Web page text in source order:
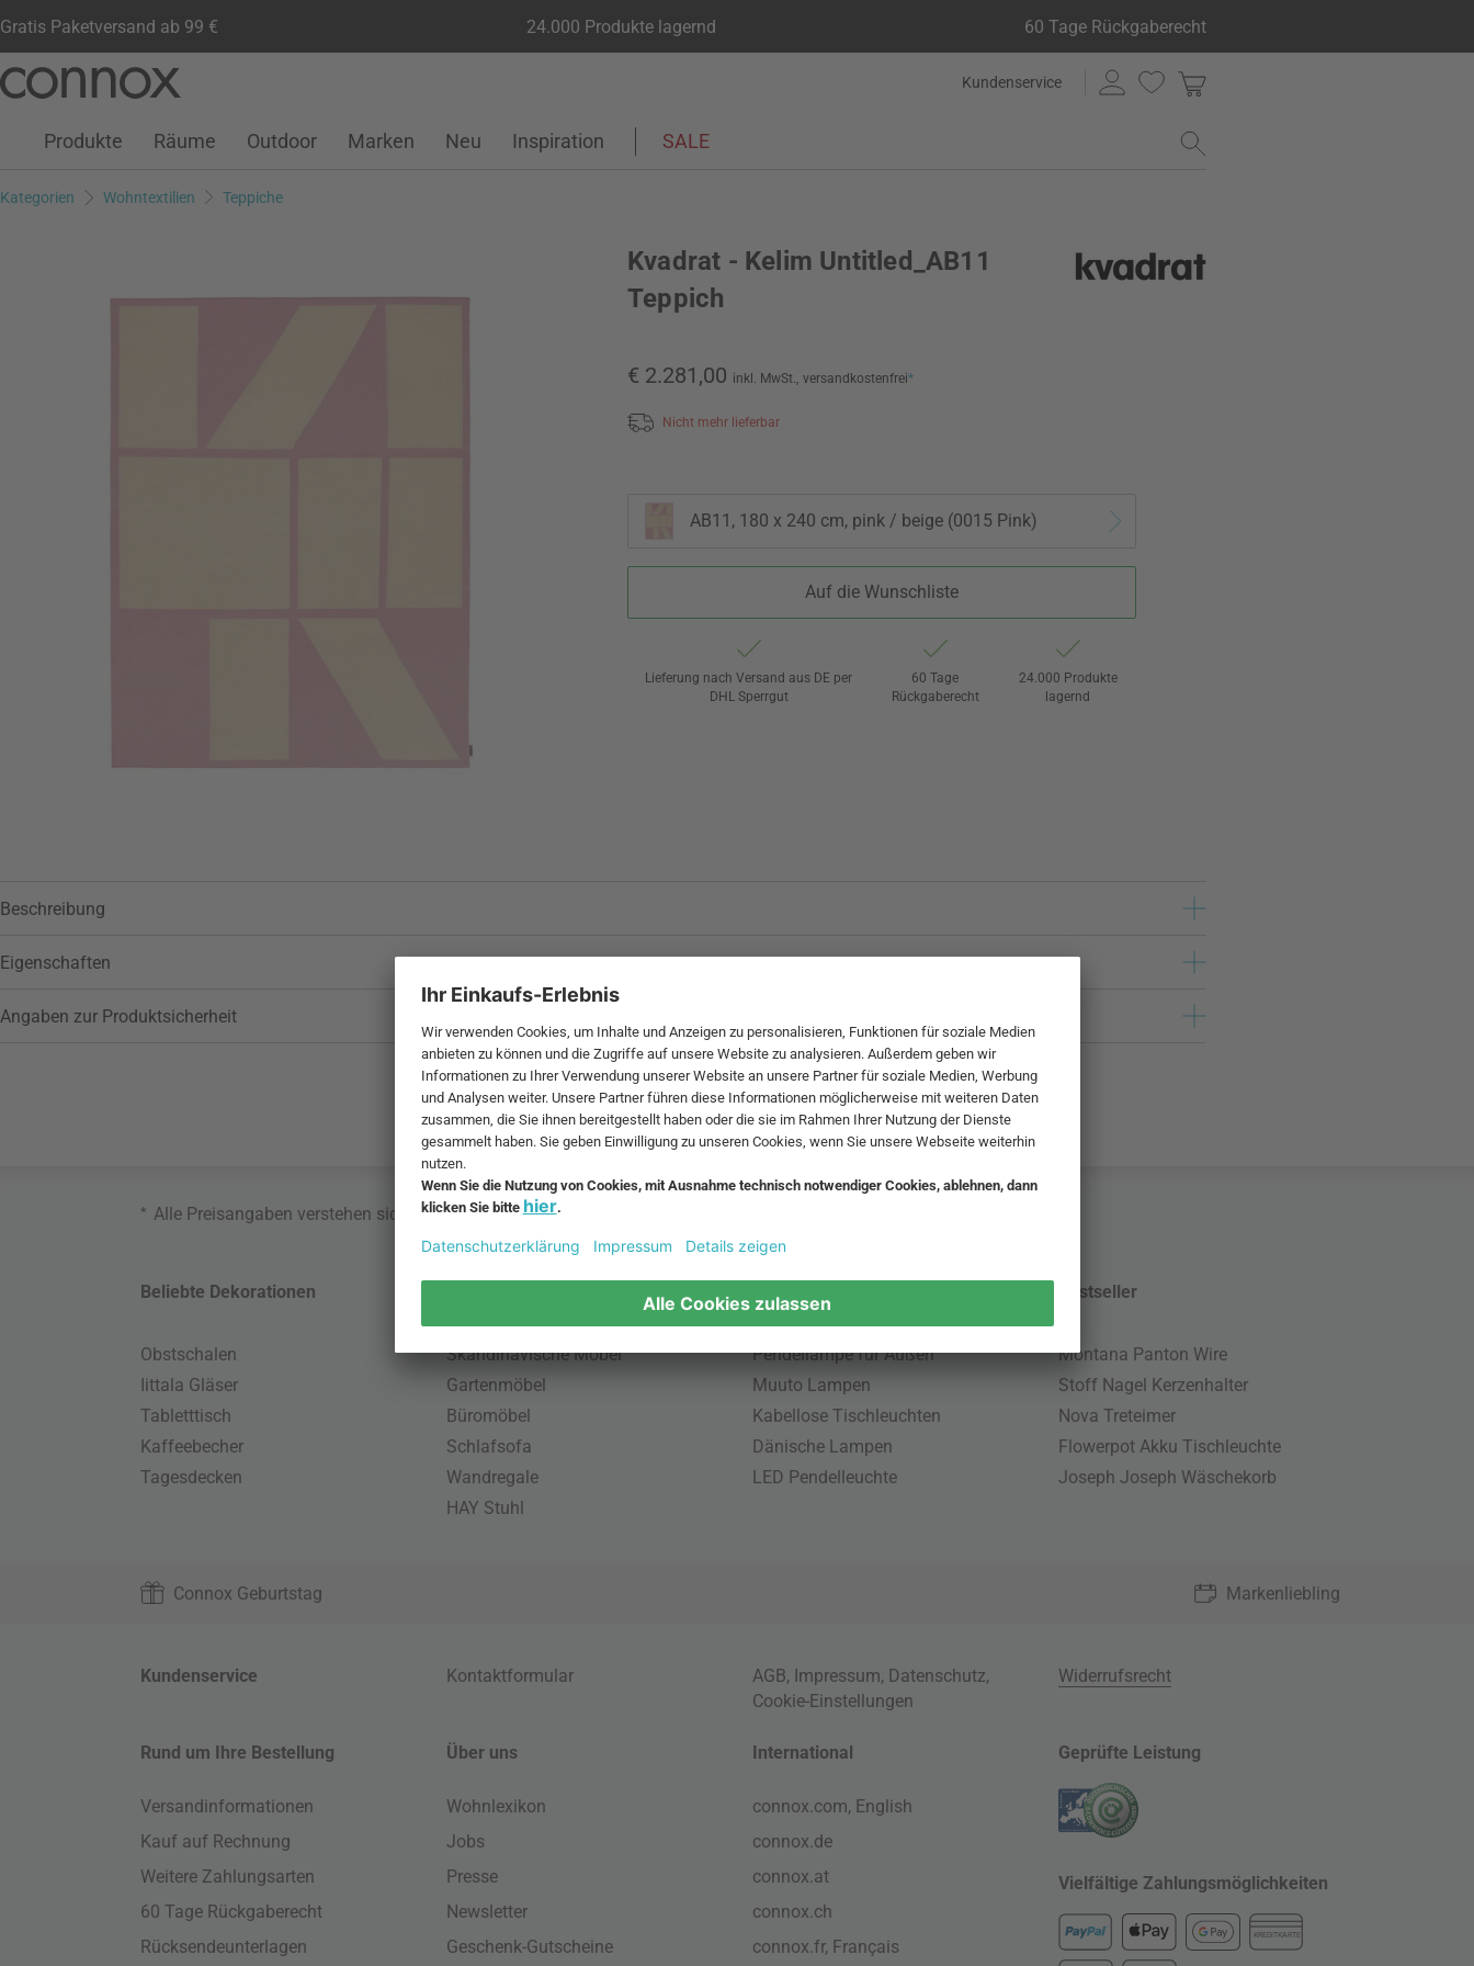
Gratis Paketversand ab 99 € 24.000 Produkte lagernd 60 Tage Rückgaberecht
Seiteninhalt
Suchfeld
Kundenservice
Kundenkonto
Wunschliste
Warenkorb
Produkte Räume Outdoor Marken Neu Inspiration SALE
Kategorien Wohntextilien Teppiche
Kvadrat - Kelim Untitled_AB11
Teppich
€ 2.281,00 inkl. MwSt., versandkostenfrei*
Nicht mehr lieferbar
AB11, 180 x 240 cm, pink / beige (0015 Pink)
Auf die Wunschliste
Lieferung nach Versand aus DE per
DHL Sperrgut
60 Tage
Rückgaberecht
24.000 Produkte
lagernd
Beschreibung
Eigenschaften
Angaben zur Produktsicherheit
* Alle Preisangaben verstehen sich inklusive MwSt. und zzgl.
Beliebte Dekorationen
Obstschalen
Iittala Gläser
Tabletttisch
Kaffeebecher
Tagesdecken
Skandinavische Möbel
Gartenmöbel
Büromöbel
Schlafsofa
Wandregale
HAY Stuhl
Beliebte Leuchten
Pendellampe für Außen
Muuto Lampen
Kabellose Tischleuchten
Dänische Lampen
LED Pendelleuchte
Bestseller
Montana Panton Wire
Stoff Nagel Kerzenhalter
Nova Treteimer
Flowerpot Akku Tischleuchte
Joseph Joseph Wäschekorb
Connox Geburtstag Markenliebling
Kundenservice Kontaktformular AGB, Impressum, Datenschutz,
Cookie-Einstellungen
Widerrufsrecht
Rund um Ihre Bestellung
Versandinformationen
Kauf auf Rechnung
Weitere Zahlungsarten
60 Tage Rückgaberecht
Rücksendeunterlagen
Über uns
Wohnlexikon
Jobs
Presse
Newsletter
Geschenk-Gutscheine
International
connox.com, English
connox.de
connox.at
connox.ch
connox.fr, Français
Geprüfte Leistung
Vielfältige Zahlungsmöglichkeiten
KREDITKARTE